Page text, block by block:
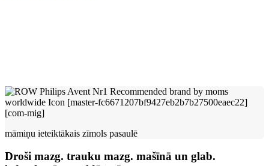
māmiņu ieteiktākais zīmols pasaulē
Droši mazg. trauku mazg. mašīnā un glab.